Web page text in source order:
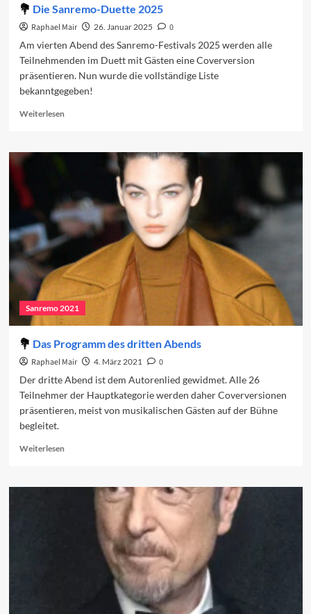
Die Sanremo-Duette 2025
Raphael Mair 26. Januar 2025
0
Am vierten Abend des Sanremo-Festivals 2025 werden alle
Teilnehmenden im Duett mit Gästen eine Coverversion
präsentieren. Nun wurde die vollständige Liste
bekanntgegeben!
WeiterlesenRead
Die
Sanremo 2021
Das Programm des dritten Abends
Raphael Mair 4. März 2021
0
Der dritte Abend ist dem Autorenlied gewidmet. Alle 26
Teilnehmer der Hauptkategorie werden daher Coverversionen
präsentieren, meist von musikalischen Gästen auf der Bühne
begleitet.
WeiterlesenRead
Das